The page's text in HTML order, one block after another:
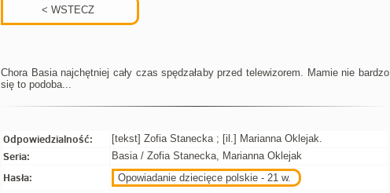
Chora Basia najchętniej cały czas spędzałaby przed telewizorem. Mamie nie bardzo
się to podoba...
Odpowiedzialność: [tekst] Zofia Stanecka ; [il.] Marianna Oklejak.
Seria: Basia / Zofia Stanecka, Marianna Oklejak
Hasła: Opowiadanie dziecięce polskie - 21 w.